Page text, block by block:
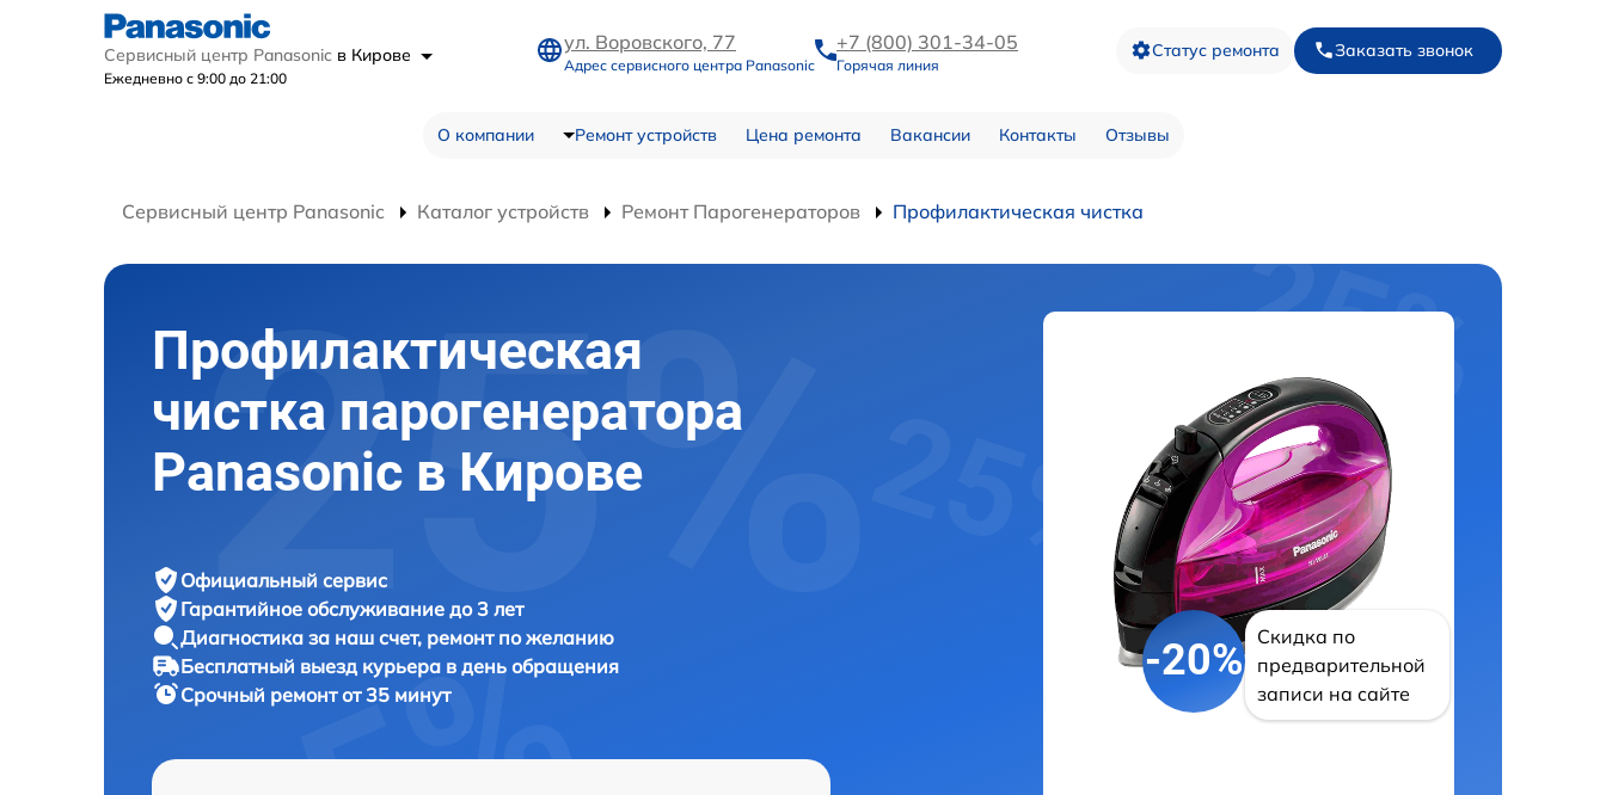
Сервисный центр Panasonic в Кирове
Ежедневно с 9:00 до 21:00
ул. Воровского, 77
Адрес сервисного центра Panasonic
+7 (800) 301-34-05
Горячая линия
Статус ремонта Заказать звонок
О компании Ремонт устройств Цена ремонта Вакансии Контакты Отзывы
Сервисный центр Panasonic Каталог устройств Ремонт Парогенераторов Профилактическая чистка
Профилактическая
чистка парогенератора
Panasonic в Кирове
Официальный сервис
Гарантийное обслуживание до 3 лет
Диагностика за наш счет, ремонт по желанию
Бесплатный выезд курьера в день обращения
Срочный ремонтот 35 минут
-20%
Скидка по
предварительной
записи на сайте